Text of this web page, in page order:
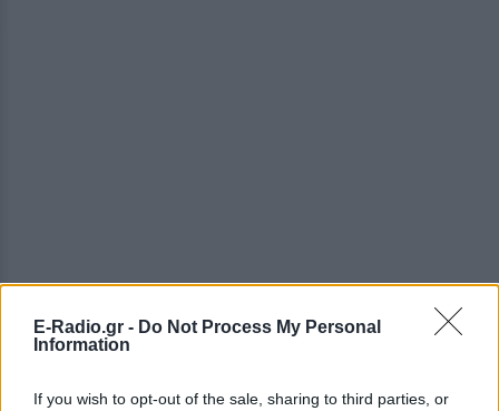
E-Radio.gr - Do Not Process My Personal
Information
If you wish to opt-out of the sale, sharing to third parties, or
ΔΕΙΤΕ ΕΠΙΣΗΣ